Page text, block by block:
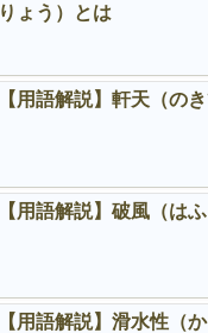
りょう）とは
【用語解説】軒天（の
【用語解説】破風（は
【用語解説】滑水性（